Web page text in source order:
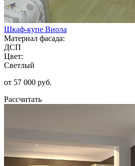
Шкаф-купе Виола
Материал фасада:
ДСП
Цвет:
Светлый
от 57 000 руб.
Рассчитать